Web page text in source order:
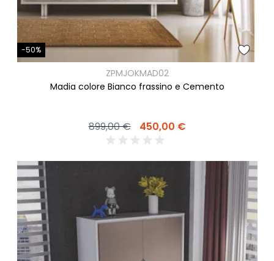
-50%
ZPMJOKMAD02
Madia colore Bianco frassino e Cemento
899,00 € 450,00 €